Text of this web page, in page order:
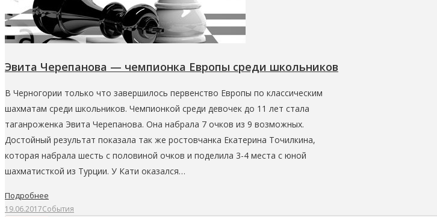
Эвита Черепанова — чемпионка Европы среди школьников
В Черногории только что завершилось первенство Европы по классическим
шахматам среди школьников. Чемпионкой среди девочек до 11 лет стала
таганроженка Эвита Черепанова. Она набрала 7 очков из 9 возможных.
Достойный результат показала так же ростовчанка Екатерина Точилкина,
которая набрала шесть с половиной очков и поделила 3-4 места с юной
шахматисткой из Турции. У Кати оказался…
Подробнее
19.06.2017События